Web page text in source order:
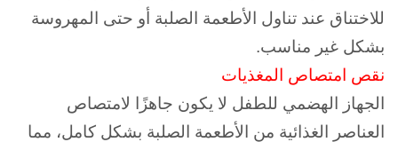
للاختناق عند تناول الأطعمة الصلبة أو حتى المهروسة
بشكل غير مناسب.
نقص امتصاص المغذيات
الجهاز الهضمي للطفل لا يكون جاهزًا لامتصاص
العناصر الغذائية من الأطعمة الصلبة بشكل كامل، مما